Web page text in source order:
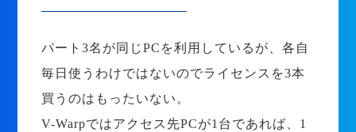
パート3名が同じPCを利用しているが、各自
毎日使うわけではないのでライセンスを3本
買うのはもったいない。
V-Warpではアクセス先PCが1台であれば、1